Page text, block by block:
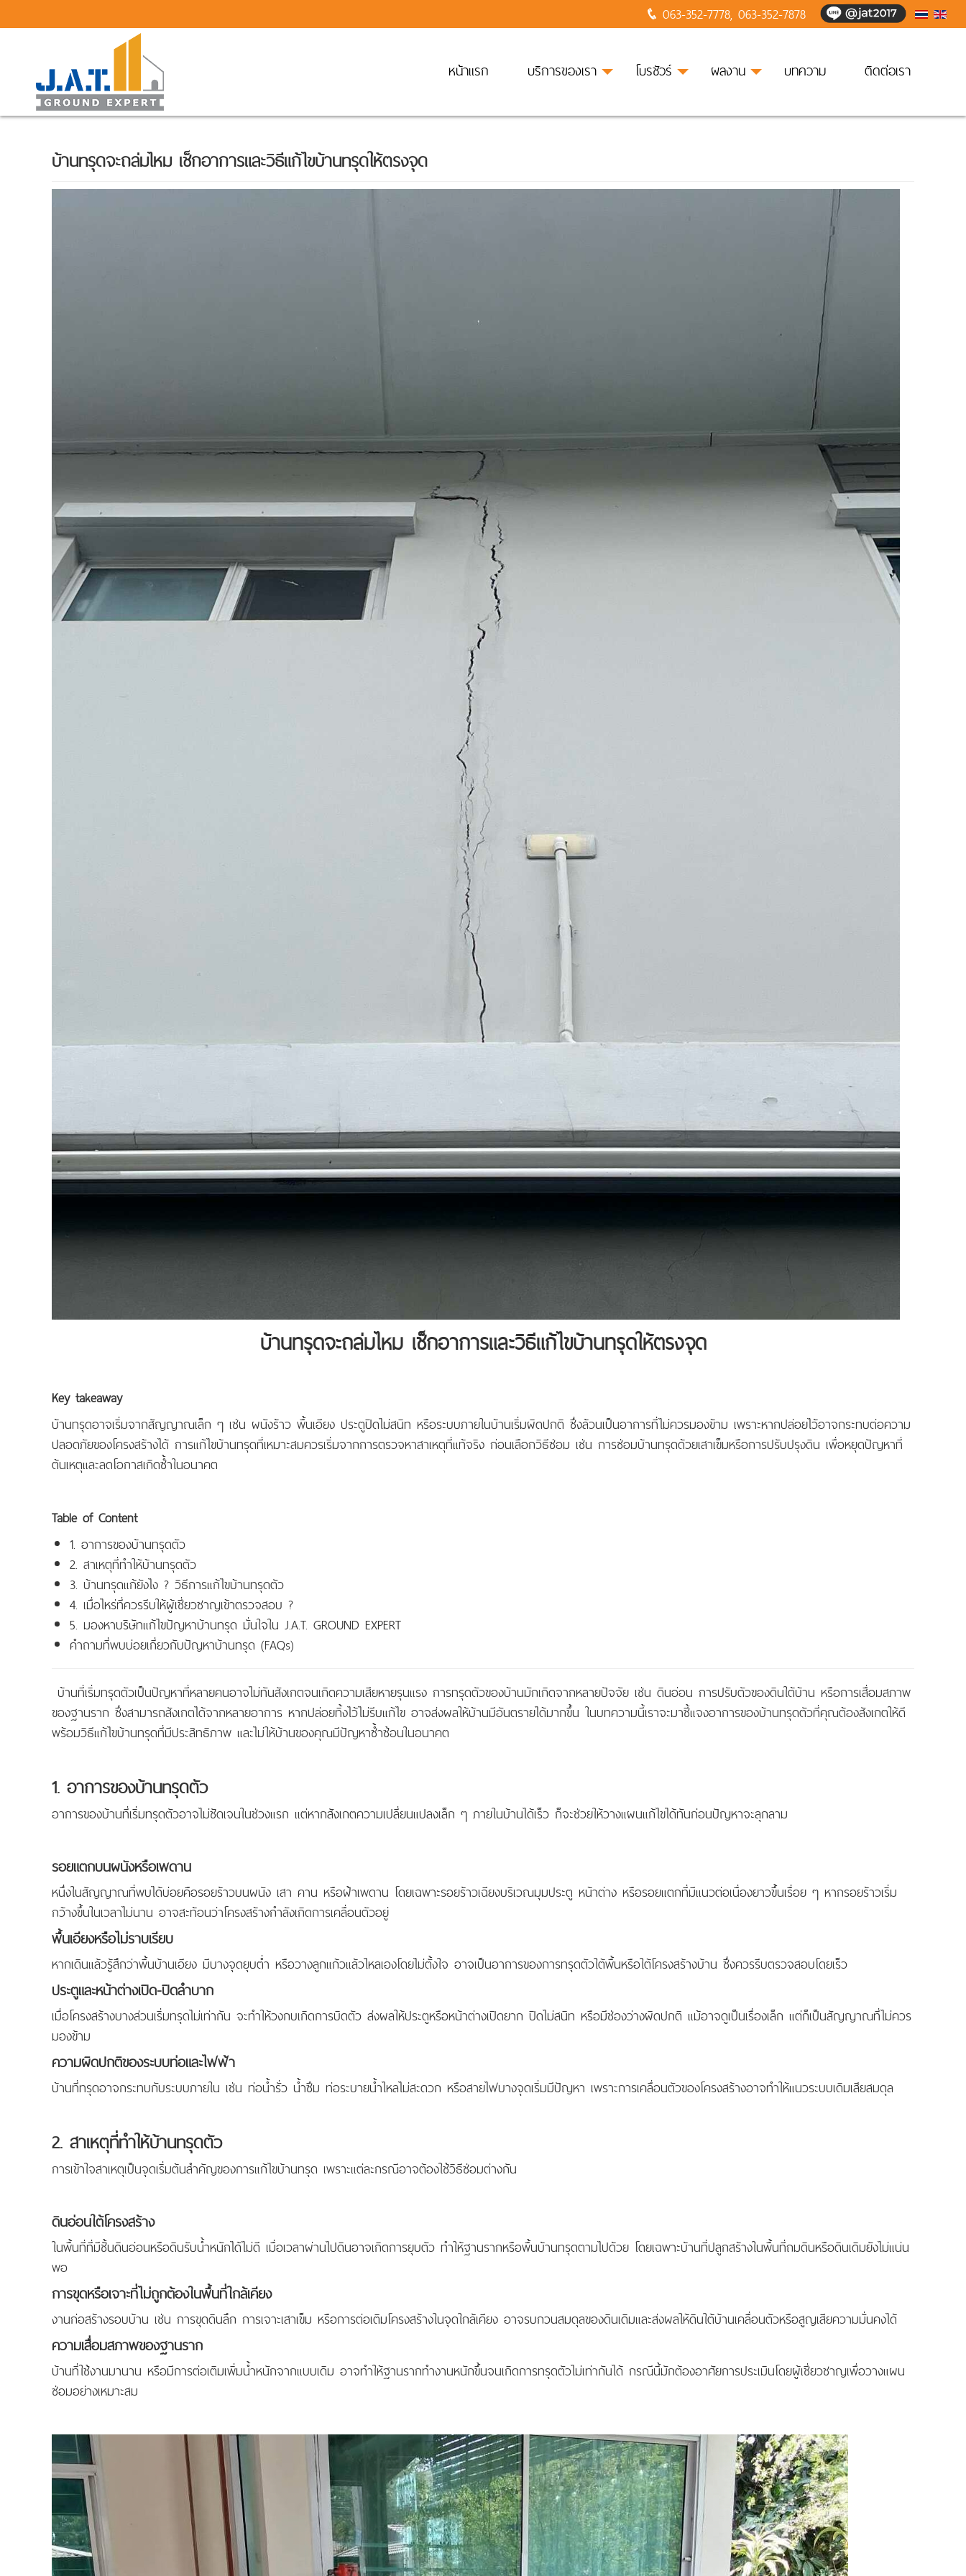
063-352-7778, 063-352-7878
หน้าแรก บริการของเรา โบรชัวร์ ผลงาน บทความ ติดต่อเรา
บ้านทรุดจะถล่มไหม เช็กอาการและวิธีแก้ไขบ้านทรุดให้ตรงจุด
บ้านทรุดจะถล่มไหม เช็กอาการและวิธีแก้ไขบ้านทรุดให้ตรงจุด
Key takeaway
บ้านทรุดอาจเริ่มจากสัญญาณเล็ก ๆ เช่น ผนังร้าว พื้นเอียง ประตูปิดไม่สนิท หรือระบบภายในบ้านเริ่มผิดปกติ ซึ่งล้วนเป็นอาการที่ไม่ควรมองข้าม เพราะหากปล่อยไว้อาจกระทบต่อความ
ปลอดภัยของโครงสร้างได้ การแก้ไขบ้านทรุดที่เหมาะสมควรเริ่มจากการตรวจหาสาเหตุที่แท้จริง ก่อนเลือกวิธีซ่อม เช่น การซ่อมบ้านทรุดด้วยเสาเข็มหรือการปรับปรุงดิน เพื่อหยุดปัญหาที่
ต้นเหตุและลดโอกาสเกิดซ้ำในอนาคต
Table of Content
1. อาการของบ้านทรุดตัว
2. สาเหตุที่ทำให้บ้านทรุดตัว
3. บ้านทรุดแก้ยังไง ? วิธีการแก้ไขบ้านทรุดตัว
4. เมื่อไหร่ที่ควรรีบให้ผู้เชี่ยวชาญเข้าตรวจสอบ ?
5. มองหาบริษัทแก้ไขปัญหาบ้านทรุด มั่นใจใน J.A.T. GROUND EXPERT
คำถามที่พบบ่อยเกี่ยวกับปัญหาบ้านทรุด (FAQs)
บ้านที่เริ่มทรุดตัวเป็นปัญหาที่หลายคนอาจไม่ทันสังเกตจนเกิดความเสียหายรุนแรง การทรุดตัวของบ้านมักเกิดจากหลายปัจจัย เช่น ดินอ่อน การปรับตัวของดินใต้บ้าน หรือการเสื่อมสภาพ
ของฐานราก ซึ่งสามารถสังเกตได้จากหลายอาการ หากปล่อยทิ้งไว้ไม่รีบแก้ไข อาจส่งผลให้บ้านมีอันตรายได้มากขึ้น ในบทความนี้เราจะมาชี้แจงอาการของบ้านทรุดตัวที่คุณต้องสังเกตให้ดี
พร้อมวิธีแก้ไขบ้านทรุดที่มีประสิทธิภาพ และไม่ให้บ้านของคุณมีปัญหาซ้ำซ้อนในอนาคต
1. อาการของบ้านทรุดตัว
อาการของบ้านที่เริ่มทรุดตัวอาจไม่ชัดเจนในช่วงแรก แต่หากสังเกตความเปลี่ยนแปลงเล็ก ๆ ภายในบ้านได้เร็ว ก็จะช่วยให้วางแผนแก้ไขได้ทันก่อนปัญหาจะลุกลาม
รอยแตกบนผนังหรือเพดาน
หนึ่งในสัญญาณที่พบได้บ่อยคือรอยร้าวบนผนัง เสา คาน หรือฝ้าเพดาน โดยเฉพาะรอยร้าวเฉียงบริเวณมุมประตู หน้าต่าง หรือรอยแตกที่มีแนวต่อเนื่องยาวขึ้นเรื่อย ๆ หากรอยร้าวเริ่ม
กว้างขึ้นในเวลาไม่นาน อาจสะท้อนว่าโครงสร้างกำลังเกิดการเคลื่อนตัวอยู่
พื้นเอียงหรือไม่ราบเรียบ
หากเดินแล้วรู้สึกว่าพื้นบ้านเอียง มีบางจุดยุบต่ำ หรือวางลูกแก้วแล้วไหลเองโดยไม่ตั้งใจ อาจเป็นอาการของการทรุดตัวใต้พื้นหรือใต้โครงสร้างบ้าน ซึ่งควรรีบตรวจสอบโดยเร็ว
ประตูและหน้าต่างเปิด-ปิดลำบาก
เมื่อโครงสร้างบางส่วนเริ่มทรุดไม่เท่ากัน จะทำให้วงกบเกิดการบิดตัว ส่งผลให้ประตูหรือหน้าต่างเปิดยาก ปิดไม่สนิท หรือมีช่องว่างผิดปกติ แม้อาจดูเป็นเรื่องเล็ก แต่ก็เป็นสัญญาณที่ไม่ควร
มองข้าม
ความผิดปกติของระบบท่อและไฟฟ้า
บ้านที่ทรุดอาจกระทบกับระบบภายใน เช่น ท่อน้ำรั่ว น้ำซึม ท่อระบายน้ำไหลไม่สะดวก หรือสายไฟบางจุดเริ่มมีปัญหา เพราะการเคลื่อนตัวของโครงสร้างอาจทำให้แนวระบบเดิมเสียสมดุล
2. สาเหตุที่ทำให้บ้านทรุดตัว
การเข้าใจสาเหตุเป็นจุดเริ่มต้นสำคัญของการแก้ไขบ้านทรุด เพราะแต่ละกรณีอาจต้องใช้วิธีซ่อมต่างกัน
ดินอ่อนใต้โครงสร้าง
ในพื้นที่ที่มีชั้นดินอ่อนหรือดินรับน้ำหนักได้ไม่ดี เมื่อเวลาผ่านไปดินอาจเกิดการยุบตัว ทำให้ฐานรากหรือพื้นบ้านทรุดตามไปด้วย โดยเฉพาะบ้านที่ปลูกสร้างในพื้นที่ถมดินหรือดินเดิมยังไม่แน่น
พอ
การขุดหรือเจาะที่ไม่ถูกต้องในพื้นที่ใกล้เคียง
งานก่อสร้างรอบบ้าน เช่น การขุดดินลึก การเจาะเสาเข็ม หรือการต่อเติมโครงสร้างในจุดใกล้เคียง อาจรบกวนสมดุลของดินเดิมและส่งผลให้ดินใต้บ้านเคลื่อนตัวหรือสูญเสียความมั่นคงได้
ความเสื่อมสภาพของฐานราก
บ้านที่ใช้งานมานาน หรือมีการต่อเติมเพิ่มน้ำหนักจากแบบเดิม อาจทำให้ฐานรากทำงานหนักขึ้นจนเกิดการทรุดตัวไม่เท่ากันได้ กรณีนี้มักต้องอาศัยการประเมินโดยผู้เชี่ยวชาญเพื่อวางแผน
ซ่อมอย่างเหมาะสม